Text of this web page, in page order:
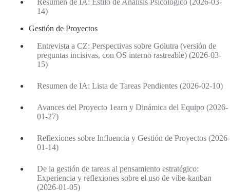
14)
Gestión de Proyectos
Entrevista a CZ: Perspectivas sobre Golutra (versión de
preguntas incisivas, con OS interno rastreable) (2026-03-
15)
Resumen de IA: Lista de Tareas Pendientes (2026-02-10)
Avances del Proyecto 1earn y Dinámica del Equipo (2026-
01-27)
Reflexiones sobre Influencia y Gestión de Proyectos (2026-
01-14)
De la gestión de tareas al pensamiento estratégico:
Experiencia y reflexiones sobre el uso de vibe-kanban
(2026-01-05)